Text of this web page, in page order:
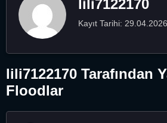
lili7122170
Kayıt Tarihi: 29.04.2026
lili7122170 Tarafından
Floodlar